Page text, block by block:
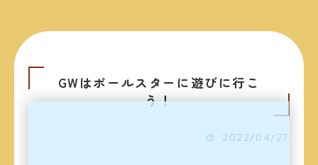
GWはポールスターに遊びに行こ
う！
2022/04/27